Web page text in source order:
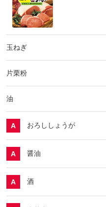
玉ねぎ
片栗粉
油
A おろししょうが
A 醤油
A 酒